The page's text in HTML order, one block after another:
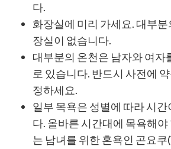
다.
화장실에 미리 가세요. 대부
장실이 없습니다.
대부분의 온천은 남자와 여자
로 있습니다. 반드시 사전에
정하세요.
일부 목욕은 성별에 따라 시
다. 올바른 시간대에 목욕해
는 남녀를 위한 혼욕인 곤요쿠